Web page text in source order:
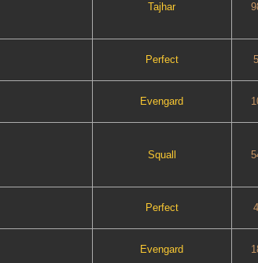
Tajhar
Perfect 5
Evengard
Squall
Perfect 4
Evengard